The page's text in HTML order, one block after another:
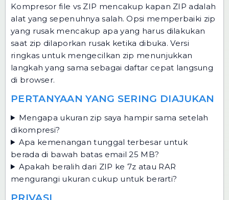
Kompresor file vs ZIP mencakup kapan ZIP adalah
alat yang sepenuhnya salah.Opsi memperbaiki zip
yang rusak mencakup apa yang harus dilakukan
saat zip dilaporkan rusak ketika dibuka.Versi
ringkas untuk mengecilkan zip menunjukkan
langkah yang sama sebagai daftar cepat langsung
di browser.
PERTANYAAN YANG SERING DIAJUKAN
Mengapa ukuran zip saya hampir sama setelah
dikompresi?
Apa kemenangan tunggal terbesar untuk
berada di bawah batas email 25 MB?
Apakah beralih dari ZIP ke 7z atau RAR
mengurangi ukuran cukup untuk berarti?
PRIVASI